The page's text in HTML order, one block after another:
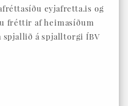
eyjafretta.is og
fréttir af heimasíðum
spjallið á spjalltorgi ÍBV